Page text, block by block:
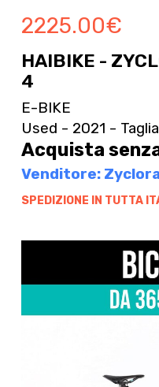
2225.00€
HAIBIKE -
4
E-BIKE
Used - 2021 -
Acquista
Venditore:
SPEDIZIONE IN TUTTA